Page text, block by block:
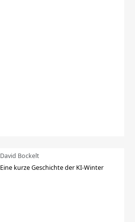
David Bockelt
Eine kurze Geschichte der KI-Winter